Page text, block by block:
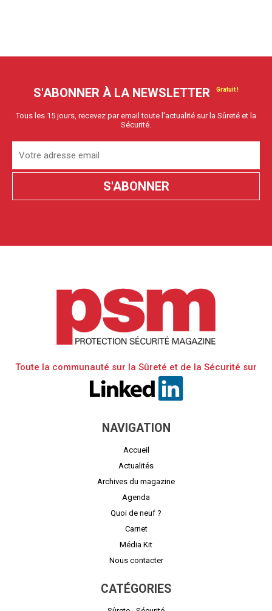
S'ABONNER À LA NEWSLETTER
Tous les 15 jours, recevez par email toute l'actualité sur la Sûreté et la
Sécurité.
Toute la communauté sur la Sûreté et de la Sécurité sur
NAVIGATION
Accueil
Actualités
Archives du magazine
Agenda
Quoi de neuf ?
Carnet
Média Kit
Nous contacter
CATÉGORIES